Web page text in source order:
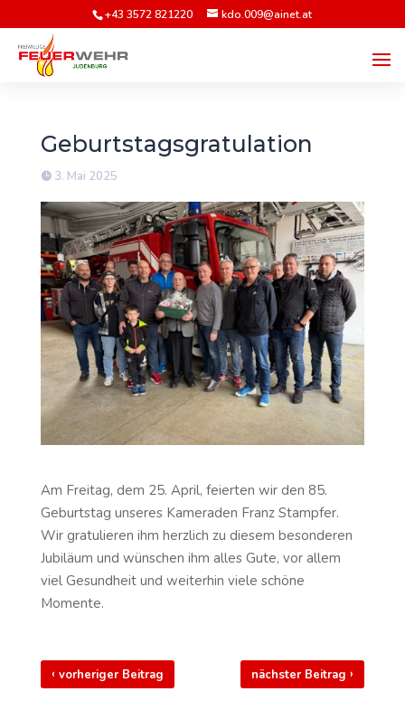
+43 3572 821220 kdo.009@ainet.at
Geburtstagsgratulation
3. Mai 2025
Am Freitag, dem 25. April, feierten wir den 85.
Geburtstag unseres Kameraden Franz Stampfer.
Wir gratulieren ihm herzlich zu diesem besonderen
Jubiläum und wünschen ihm alles Gute, vor allem
viel Gesundheit und weiterhin viele schöne
Momente.
‹ vorheriger Beitrag nächster Beitrag›